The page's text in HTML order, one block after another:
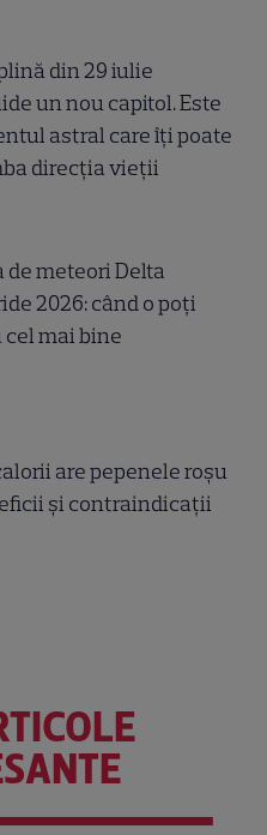
din 29 iulie
un nou capitol. Este
astral care îți poate
direcția vieții
de meteori Delta
2026: când o poți
cel mai bine
are pepenele roșu
și contraindicații